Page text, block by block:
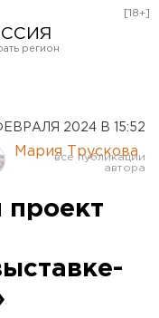
[18+]
2024 В 15:52
Мария Трускова
проект